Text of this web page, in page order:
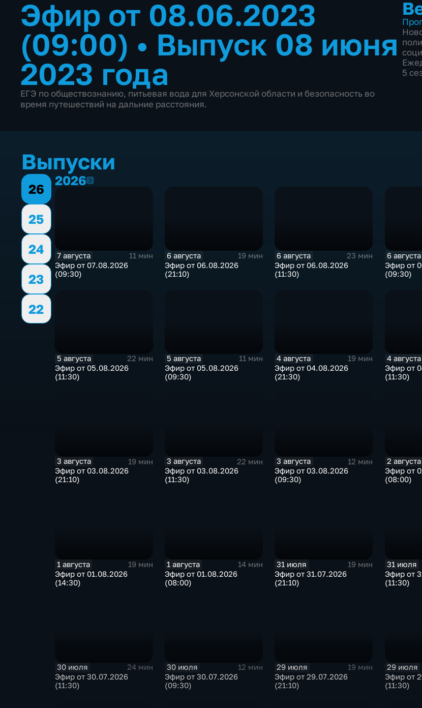
Эфир от 08.06.2023
(09:00) • Выпуск 08 июня
2023 года
ЕГЭ по обществознанию, питьевая вода для Херсонской области и безопасность во
время путешествий на дальние расстояния.
5
Выпуски
26
25
24
23
22
20262026
7 августа
11 мин
Эфир от 07.08.2026
(09:30)
6 августа
19 мин
Эфир от 06.08.2026
(21:10)
6 августа
23 мин
Эфир от 06.08.2026
(11:30)
6 августа
Эфир от
(09:30)
5 августа
22 мин
Эфир от 05.08.2026
(11:30)
5 августа
11 мин
Эфир от 05.08.2026
(09:30)
4 августа
19 мин
Эфир от 04.08.2026
(21:30)
4 августа
Эфир от
(11:30)
3 августа
19 мин
Эфир от 03.08.2026
(21:10)
3 августа
22 мин
Эфир от 03.08.2026
(11:30)
3 августа
12 мин
Эфир от 03.08.2026
(09:30)
2 августа
Эфир от
(08:00)
1 августа
19 мин
Эфир от 01.08.2026
(14:30)
1 августа
14 мин
Эфир от 01.08.2026
(08:00)
31 июля
19 мин
Эфир от 31.07.2026
(21:10)
31 июля
Эфир от
(11:30)
30 июля
24 мин
Эфир от 30.07.2026
(11:30)
30 июля
12 мин
Эфир от 30.07.2026
(09:30)
29 июля
19 мин
Эфир от 29.07.2026
(21:10)
29 июля
Эфир от
(11:30)